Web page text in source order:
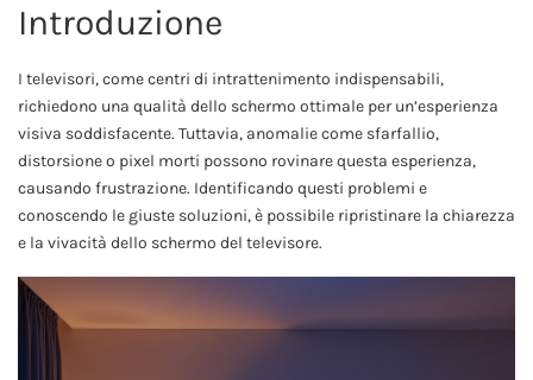
Introduzione
I televisori, come centri di intrattenimento indispensabili,
richiedono una qualità dello schermo ottimale per un’esperienza
visiva soddisfacente. Tuttavia, anomalie come sfarfallio,
distorsione o pixel morti possono rovinare questa esperienza,
causando frustrazione. Identificando questi problemi e
conoscendo le giuste soluzioni, è possibile ripristinare la chiarezza
e la vivacità dello schermo del televisore.